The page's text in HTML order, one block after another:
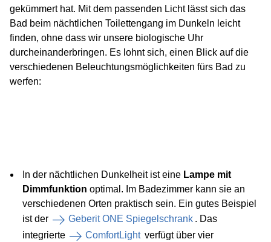
gekümmert hat. Mit dem passenden Licht lässt sich das
Bad beim nächtlichen Toilettengang im Dunkeln leicht
finden, ohne dass wir unsere biologische Uhr
durcheinanderbringen. Es lohnt sich, einen Blick auf die
verschiedenen Beleuchtungsmöglichkeiten fürs Bad zu
werfen:
In der nächtlichen Dunkelheit ist eine Lampe mit
Dimmfunktion optimal. Im Badezimmer kann sie an
verschiedenen Orten praktisch sein. Ein gutes Beispiel
ist der
Geberit ONE Spiegelschrank . Das
integrierte
ComfortLight verfügt über vier